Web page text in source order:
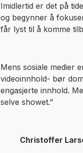
Imidlertid er det på
og begynner å
får lyst til å komme
Mens sosiale medier
videoinnhold- bør
engasjerte innhold.
selve showet.”
Christoffer